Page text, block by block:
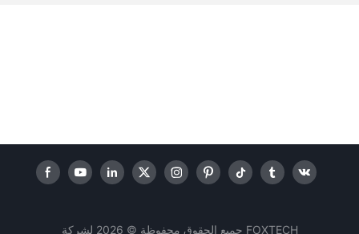
جميع الحقوق محفوظة © 2026 لشركة FOXTECH